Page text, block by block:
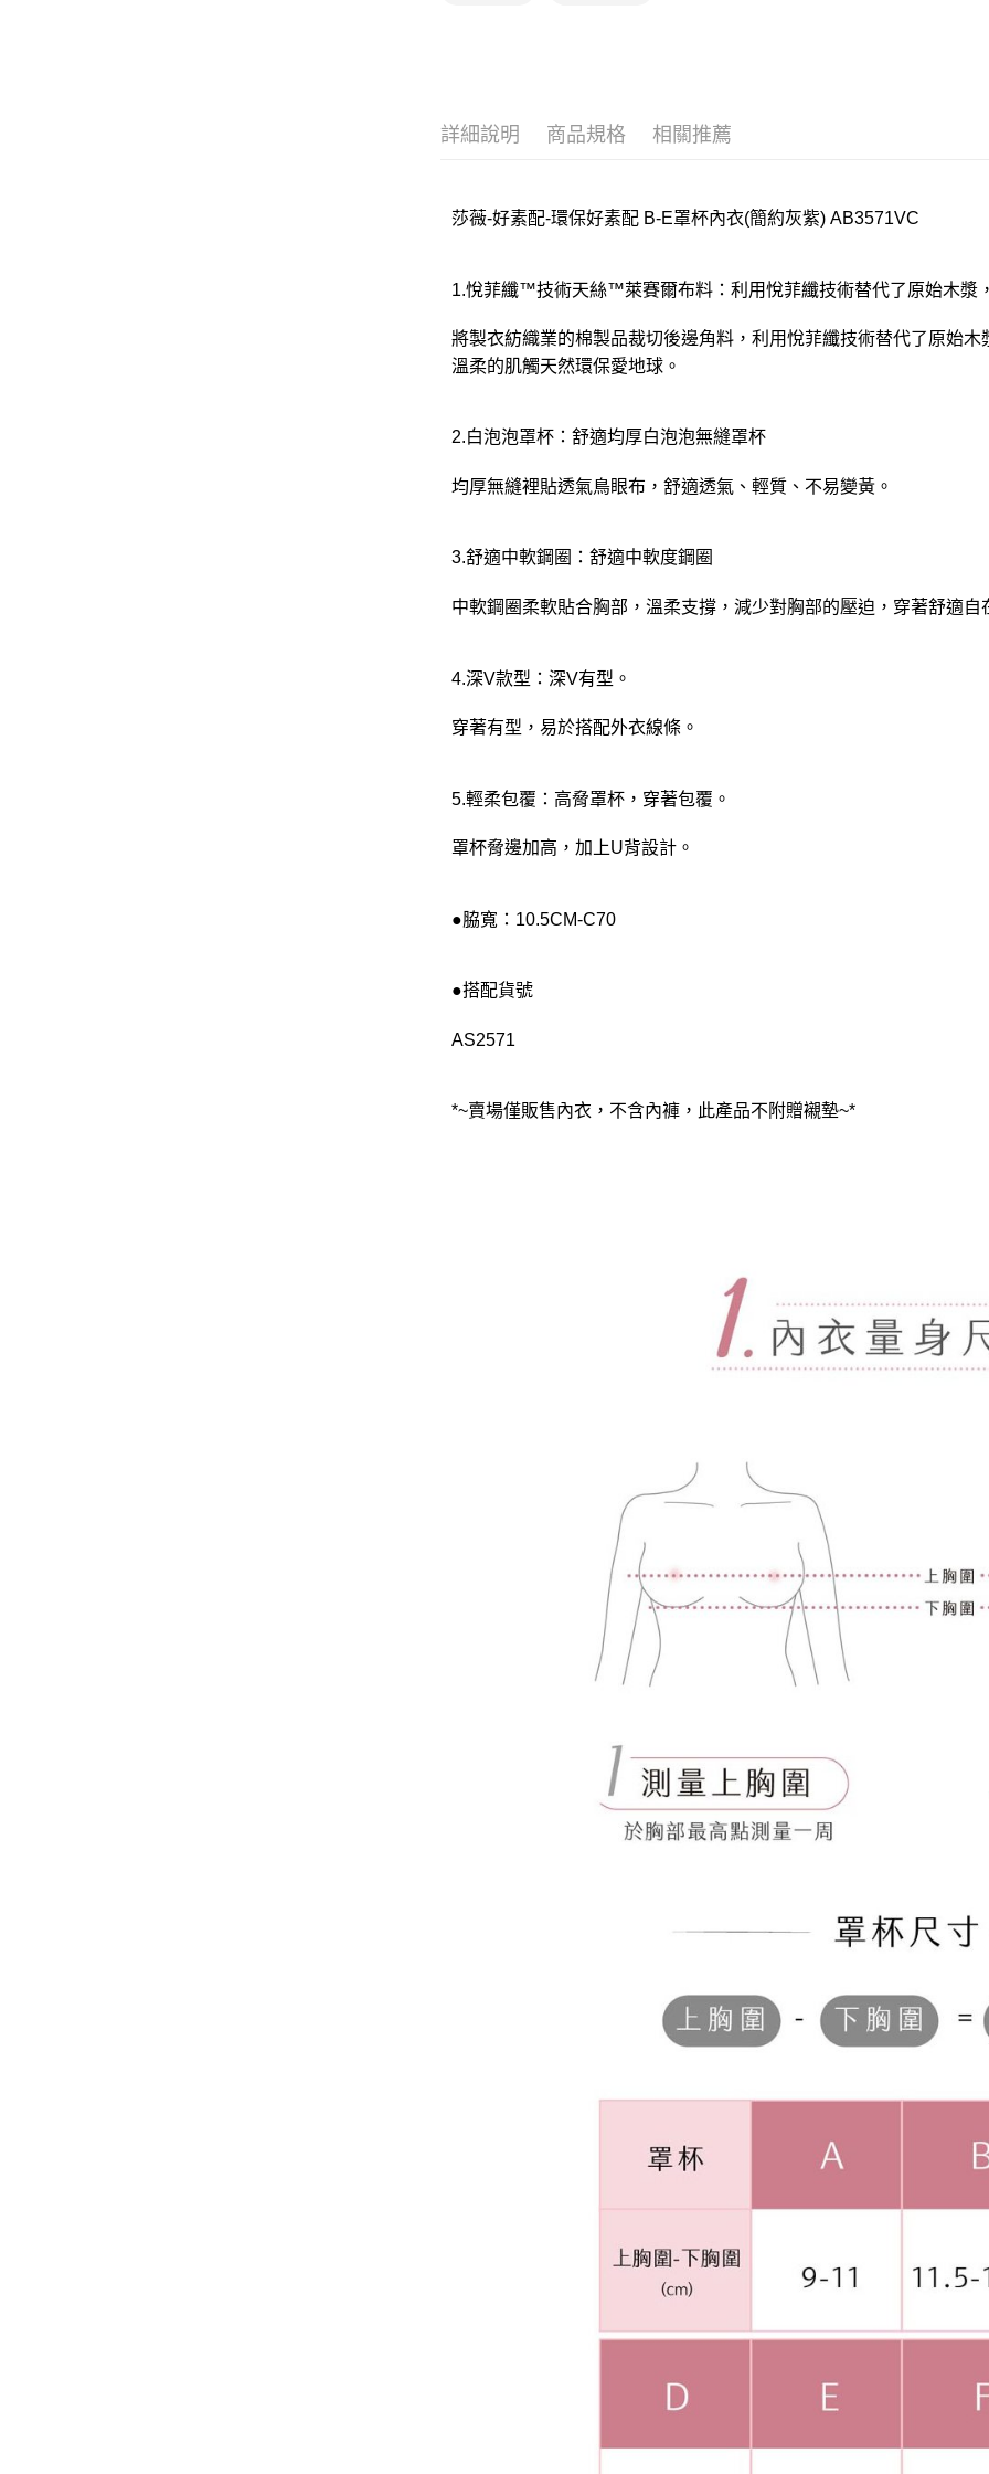
詳細說明 商品規格 相關推薦
莎薇-好素配-環保好素配 B-E罩杯內衣(簡約灰紫) AB3571VC
1.悅菲纖™技術天絲™萊賽爾布料：利用悅菲纖技術替代了原始木漿
將製衣紡織業的棉製品裁切後邊角料，利用悅菲纖技術替代了原始
溫柔的肌觸天然環保愛地球。
2.白泡泡罩杯：舒適均厚白泡泡無縫罩杯
均厚無縫裡貼透氣鳥眼布，舒適透氣、輕質、不易變黃。
3.舒適中軟鋼圈：舒適中軟度鋼圈
中軟鋼圈柔軟貼合胸部，溫柔支撐，減少對胸部的壓迫，穿著舒適自
4.深V款型：深V有型。
穿著有型，易於搭配外衣線條。
5.輕柔包覆：高脅罩杯，穿著包覆。
罩杯脅邊加高，加上U背設計。
●脇寬：10.5CM-C70
●搭配貨號
AS2571
*~賣場僅販售內衣，不含內褲，此產品不附贈襯墊~*